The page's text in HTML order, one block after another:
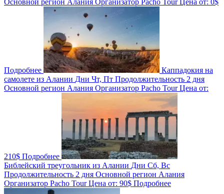
Основной регион Алания Организатор Pacho TourЦена от: 0$
Подробнее
Каппадокия на
самолете из Алании Дни Чт, Пт Продолжительность 2 дня
Основной регион Алания Организатор Pacho TourЦена от:
210$ Подробнее
Библейский треугольник из Алании Дни Сб, Вс
Продолжительность 2 дня Основной регион Алания
Организатор Pacho TourЦена от: 90$ Подробнее